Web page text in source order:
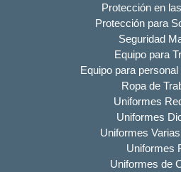
Protección en
Protección para
Seguridad
Equipo para
Equipo para
Ropa de
Uniformes
Uniformes
Uniformes
Uniformes
Uniformes de